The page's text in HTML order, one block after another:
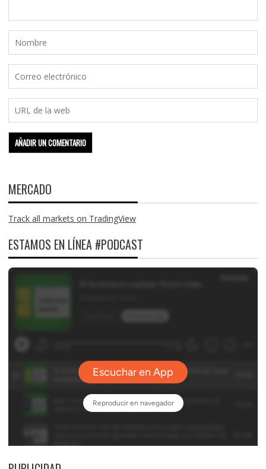
MERCADO
Track all markets on TradingView
ESTAMOS EN LÍNEA #PODCAST